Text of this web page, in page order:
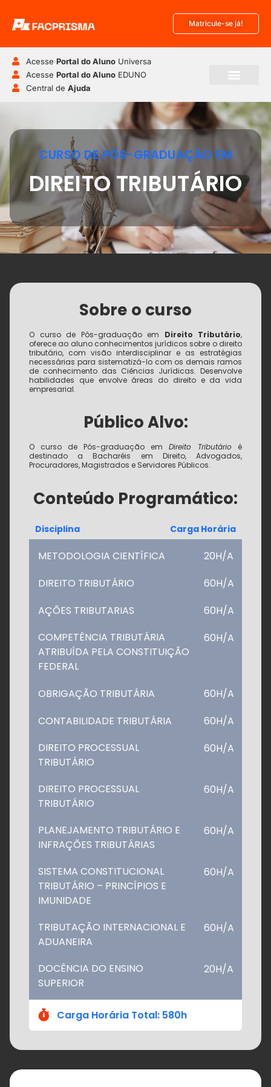
Matricule-se já!
Acesse Portal do AlunoUniversa
Acesse Portal do AlunoEDUNO
Central de Ajuda
CURSO DE PÓS-GRADUAÇÃO EM
DIREITO TRIBUTÁRIO
Sobre o curso
O curso de Pós-graduação em Direito Tributário,
oferece ao aluno conhecimentos jurídicos sobre o direito
tributário, com visão interdisciplinar e as estratégias
necessárias para sistematizá-lo com os demais ramos
de conhecimento das Ciências Jurídicas. Desenvolve
habilidades que envolve áreas do direito e da vida
empresarial.
Público Alvo:
O curso de Pós-graduação em Direito Tributário é
destinado a Bacharéis em Direito, Advogados,
Procuradores, Magistrados e Servidores Públicos.
Conteúdo Programático:
Disciplina Carga Horária
METODOLOGIA CIENTÍFICA
20H/A
DIREITO TRIBUTÁRIO
60H/A
AÇÕES TRIBUTARIAS
60H/A
COMPETÊNCIA TRIBUTÁRIA
ATRIBUÍDA PELA CONSTITUIÇÃO
FEDERAL
60H/A
OBRIGAÇÃO TRIBUTÁRIA
60H/A
CONTABILIDADE TRIBUTÁRIA
60H/A
DIREITO PROCESSUAL
TRIBUTÁRIO
60H/A
DIREITO PROCESSUAL
TRIBUTÁRIO
60H/A
PLANEJAMENTO TRIBUTÁRIO E
INFRAÇÕES TRIBUTÁRIAS
60H/A
SISTEMA CONSTITUCIONAL
TRIBUTÁRIO – PRINCÍPIOS E
IMUNIDADE
60H/A
TRIBUTAÇÃO INTERNACIONAL E
ADUANEIRA
60H/A
DOCÊNCIA DO ENSINO
SUPERIOR
20H/A
Carga Horária Total: 580h